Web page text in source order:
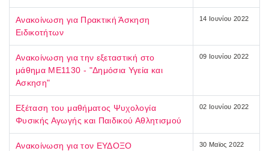
Ανακοίνωση για Πρακτική Άσκηση
Ειδικοτήτων
14 Ιουνίου 2022
Ανακοίνωση για την εξεταστική στο
μάθημα ΜΕ1130 - "Δημόσια Υγεία και
Ασκηση"
09 Ιουνίου 2022
Εξέταση του μαθήματος Ψυχολογία
Φυσικής Αγωγής και Παιδικού Αθλητισμού
02 Ιουνίου 2022
Ανακοίνωση για τον ΕΥΔΟΞΟ 30 Μαϊος 2022